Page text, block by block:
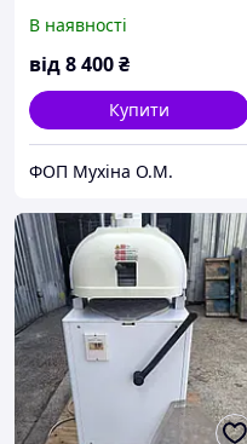
В наявності
від8 400₴
Купити
ФОП Мухіна О.М.